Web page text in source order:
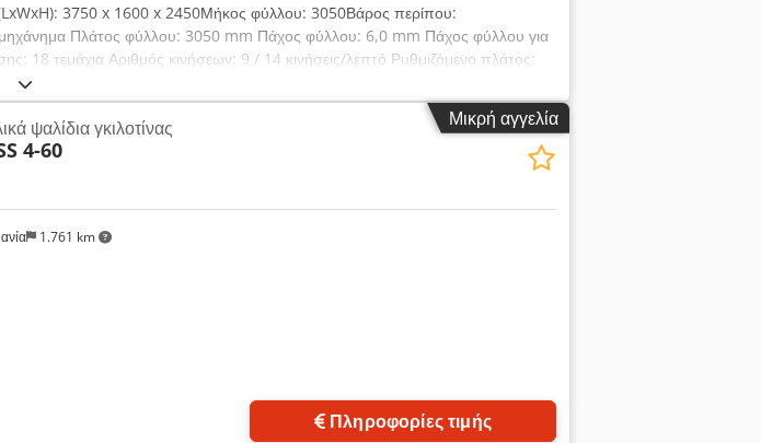
3750 x 1600 x 2450Μήκος φύλλου: 3050Βάρος περίπου:
μηχάνημα Πλάτος φύλλου: 3050 mm Πάχος φύλλου: 6,0 mm Πάχος φύλλου για
τεμάχια Αριθμός κινήσεων: 9 / 14 κινήσεις/λεπτό Ρυθμιζόμενο πλάτος:
Μ-Π-Υ: 3750 x 1600 x 2450 mm Καλοδιατηρημένη κατάσταση ()
διάτμηση πλάκας - μπροστινός πίνακας ελέγχου, αριστερά - εύκολος
ρύθμιση του διακένου κοπής, από πίσω - ηλεκτροκίνητο πίσω μετρητή 10-
ανθεκτικός πλευρικός φράκτης - 1x ποδοδιακόπτης ελεύθερης κίνησης -
ΕΚΤΑΚΤΗΣ ΑΝΑΓΚΗΣ
Μικρή αγγελία
1.761 km
ψαλίδια γκιλοτίνας
4-60
Πληροφορίες τιμής